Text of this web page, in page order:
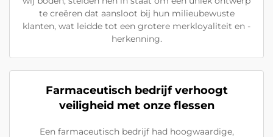
te creëren dat aansloot bij hun milieubewuste
klanten, wat leidde tot een grotere merkloyaliteit en -
herkenning.
Farmaceutisch bedrijf verhoogt
veiligheid met onze flessen
Een farmaceutisch bedrijf had hoogwaardige,